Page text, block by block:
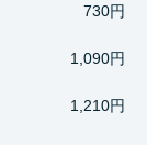
730円
1,090円
1,210円